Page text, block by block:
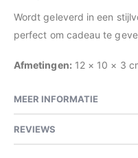
Wordt geleverd in een
perfect om cadeau te
Afmetingen: 12 × 10 × 3
MEER INFORMATIE
REVIEWS